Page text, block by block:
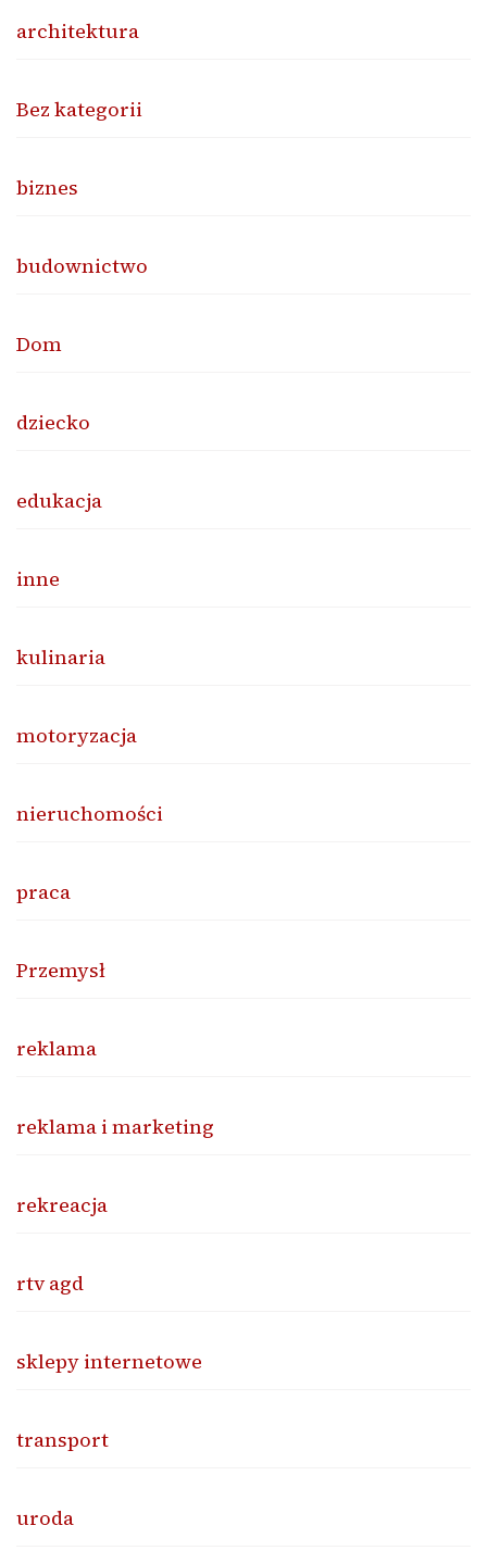
architektura
Bez kategorii
biznes
budownictwo
Dom
dziecko
edukacja
inne
kulinaria
motoryzacja
nieruchomości
praca
Przemysł
reklama
reklama i marketing
rekreacja
rtv agd
sklepy internetowe
transport
uroda